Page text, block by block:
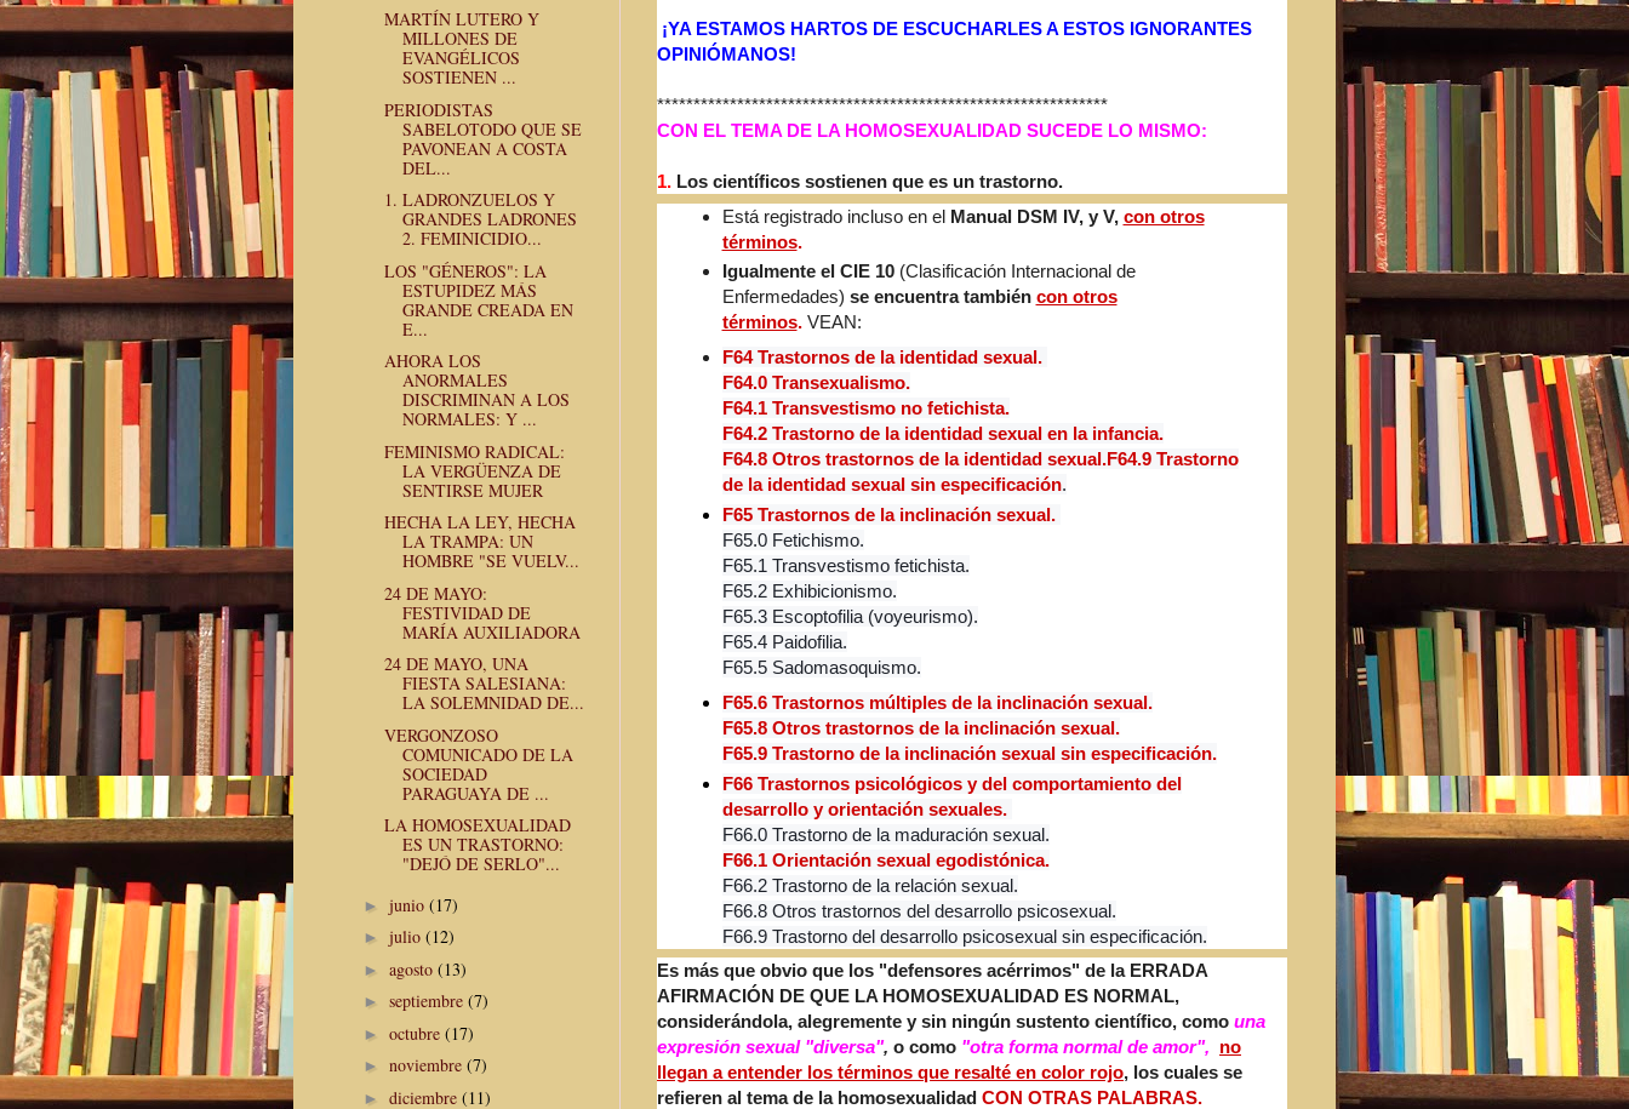
¡YA ESTAMOS HARTOS DE ESCUCHARLES A ESTOS IGNORANTES
OPINIÓMANOS!
**************************************************************
CON EL TEMA DE LA HOMOSEXUALIDAD SUCEDE LO MISMO:
1. Los científicos sostienen que es un trastorno.
Está registrado incluso en el Manual DSM IV, y V, con otros
términos.
Igualmente el CIE 10 (Clasificación Internacional de
Enfermedades) se encuentra también con otros
términos. VEAN:
F64 Trastornos de la identidad sexual.
F64.0 Transexualismo.
F64.1 Transvestismo no fetichista.
F64.2 Trastorno de la identidad sexual en la infancia.
F64.8 Otros trastornos de la identidad sexual.F64.9 Trastorno
de la identidad sexual sin especificación.
F65 Trastornos de la inclinación sexual.
F65.0 Fetichismo.
F65.1 Transvestismo fetichista.
F65.2 Exhibicionismo.
F65.3 Escoptofilia (voyeurismo).
F65.4 Paidofilia.
F65.5 Sadomasoquismo.
F65.6 Trastornos múltiples de la inclinación sexual.
F65.8 Otros trastornos de la inclinación sexual.
F65.9 Trastorno de la inclinación sexual sin especificación.
F66 Trastornos psicológicos y del comportamiento del
desarrollo y orientación sexuales.
F66.0 Trastorno de la maduración sexual.
F66.1 Orientación sexual egodistónica.
F66.2 Trastorno de la relación sexual.
F66.8 Otros trastornos del desarrollo psicosexual.
F66.9 Trastorno del desarrollo psicosexual sin especificación.
Es más que obvio que los "defensores acérrimos" de la ERRADA
AFIRMACIÓN DE QUE LA HOMOSEXUALIDAD ES NORMAL,
considerándola, alegremente y sin ningún sustento científico, como una
expresión sexual "diversa", o como "otra forma normal de amor", no
llegan a entender los términos que resalté en color rojo, los cuales se
refieren al tema de la homosexualidad CON OTRAS PALABRAS.
MARTÍN LUTERO Y
MILLONES DE
EVANGÉLICOS
SOSTIENEN ...
PERIODISTAS
SABELOTODO QUE SE
PAVONEAN A COSTA
DEL...
1. LADRONZUELOS Y
GRANDES LADRONES
2. FEMINICIDIO...
LOS "GÉNEROS": LA
ESTUPIDEZ MÁS
GRANDE CREADA EN
E...
AHORA LOS
ANORMALES
DISCRIMINAN A LOS
NORMALES: Y ...
FEMINISMO RADICAL:
LA VERGÜENZA DE
SENTIRSE MUJER
HECHA LA LEY, HECHA
LA TRAMPA: UN
HOMBRE "SE VUELV...
24 DE MAYO:
FESTIVIDAD DE
MARÍA AUXILIADORA
24 DE MAYO, UNA
FIESTA SALESIANA:
LA SOLEMNIDAD DE...
VERGONZOSO
COMUNICADO DE LA
SOCIEDAD
PARAGUAYA DE ...
LA HOMOSEXUALIDAD
ES UN TRASTORNO:
"DEJÓ DE SERLO"...
► junio (17)
► julio (12)
► agosto (13)
► septiembre (7)
► octubre (17)
► noviembre (7)
► diciembre (11)